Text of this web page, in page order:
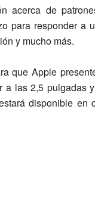
acerca de
para responder a
y mucho más.
que Apple
a las 2,5 pulgadas
disponible en